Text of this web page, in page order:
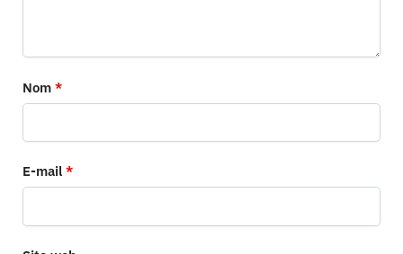
Nom *
E-mail *